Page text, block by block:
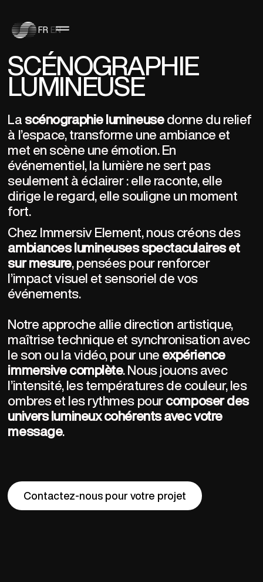
FR EN
SCÉNOGRAPHIE
LUMINEUSE
La scénographie lumineuse donne du relief
à l’espace, transforme une ambiance et
met en scène une émotion. En
événementiel, la lumière ne sert pas
seulement à éclairer : elle raconte, elle
dirige le regard, elle souligne un moment
fort.
Chez Immersiv Element, nous créons des
ambiances lumineuses spectaculaires et
sur mesure, pensées pour renforcer
l’impact visuel et sensoriel de vos
événements.
Notre approche allie direction artistique,
maîtrise technique et synchronisation avec
le son ou la vidéo, pour une expérience
immersive complète. Nous jouons avec
l’intensité, les températures de couleur, les
ombres et les rythmes pour composer des
univers lumineux cohérents avec votre
message.
Contactez-nous pour votre projet